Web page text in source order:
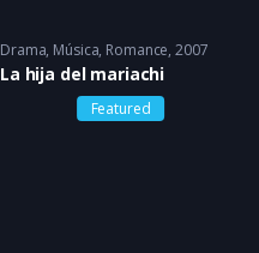
Drama, Música, Romance 2007
La hija del mariachi
Featured